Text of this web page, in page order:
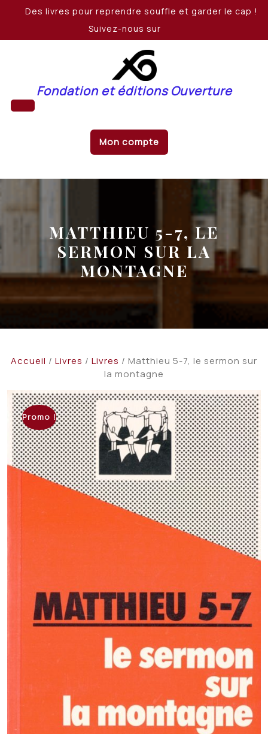
Des livres pour reprendre souffle et garder le cap !
Suivez-nous sur
Fondation et éditions Ouverture
Mon compte
MATTHIEU 5-7, LE
SERMON SUR LA
MONTAGNE
Accueil / Livres / Livres / Matthieu 5-7, le sermon sur
la montagne
Promo !